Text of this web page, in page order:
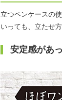
立つペンケースの
いっても、立たせ
安定感があ